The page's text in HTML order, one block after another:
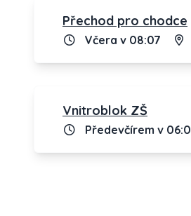
Přechod pro chodce
Včera v 08:07
Vnitroblok ZŠ
Předevčírem v